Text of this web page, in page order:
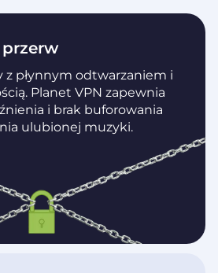
przerw
z płynnym odtwarzaniem i
Planet VPN zapewnia
i brak buforowania
ulubionej muzyki.